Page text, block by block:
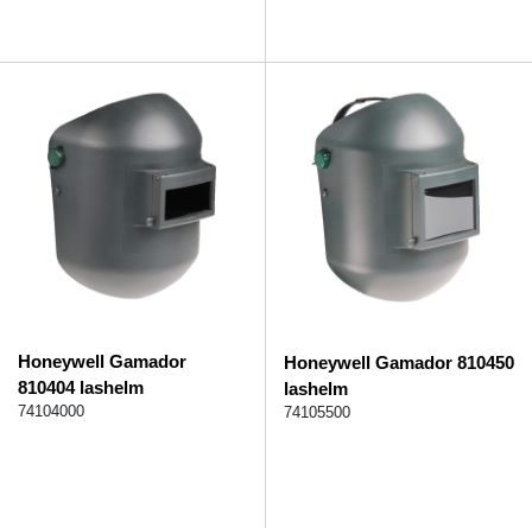
Honeywell Gamador
810404 lashelm
74104000
Honeywell Gamador 810450
lashelm
74105500